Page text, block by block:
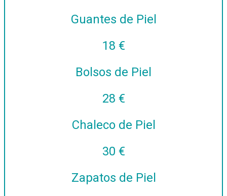
Guantes de Piel
18 €
Bolsos de Piel
28 €
Chaleco de Piel
30 €
Zapatos de Piel